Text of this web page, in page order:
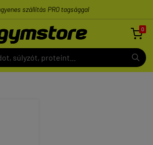
szállítás PRO tagsággal
0
